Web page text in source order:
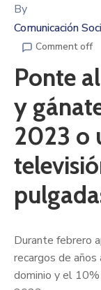
By
Comunicación
Comment off
Ponte
y
2023 o
Durante febrero
recargos de
dominio y el